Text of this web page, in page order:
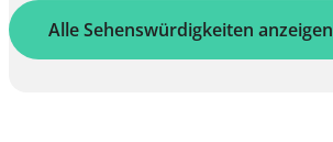
Alle Sehenswürdigkeiten anzeigen